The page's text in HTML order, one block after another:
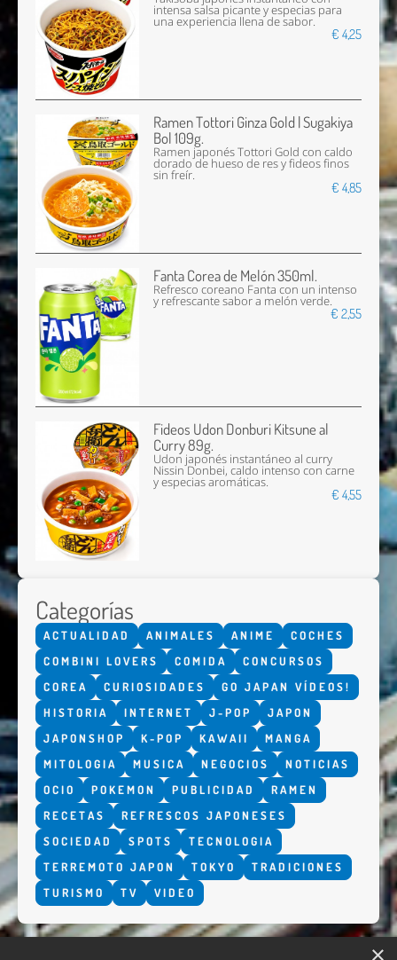
intensa salsa picante y especias para
una experiencia llena de sabor.
€ 4,25
Ramen Tottori Ginza Gold | Sugakiya
Bol 109g.
Ramen japonés Tottori Gold con caldo
dorado de hueso de res y fideos finos
sin freír.
€ 4,85
Fanta Corea de Melón 350ml.
Refresco coreano Fanta con un intenso
y refrescante sabor a melón verde.
€ 2,55
Fideos Udon Donburi Kitsune al
Curry 89g.
Udon japonés instantáneo al curry
Nissin Donbei, caldo intenso con carne
y especias aromáticas.
€ 4,55
Categorías
ACTUALIDAD ANIMALES ANIME
COCHES
COMBINI LOVERS
COMIDA
CONCURSOS
COREA
CURIOSIDADES
GO JAPAN VÍDEOS!
HISTORIA
INTERNET J-POP
JAPON
JAPONSHOP
K-POP KAWAII
MANGA
MITOLOGIA
MUSICA NEGOCIOS
NOTICIAS
OCIO
POKEMON PUBLICIDAD
RAMEN
RECETAS
REFRESCOS JAPONESES
SOCIEDAD
SPOTS
TECNOLOGIA
TERREMOTO JAPON
TOKYO
TRADICIONES
TURISMO
TV VIDEO